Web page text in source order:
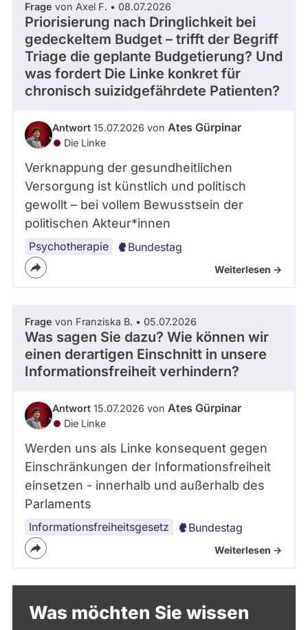
Frage von Axel F. • 08.07.2026
Priorisierung nach Dringlichkeit bei
gedeckeltem Budget – trifft der Begriff
Triage die geplante Budgetierung? Und
was fordert Die Linke konkret für
chronisch suizidgefährdete Patienten?
Antwort 15.07.2026 von Ates Gürpinar
Die Linke
Verknappung der gesundheitlichen
Versorgung ist künstlich und politisch
gewollt – bei vollem Bewusstsein der
politischen Akteur*innen
Psychotherapie Bundestag
Weiterlesen ->
Frage von Franziska B. • 05.07.2026
Was sagen Sie dazu? Wie können wir
einen derartigen Einschnitt in unsere
Informationsfreiheit verhindern?
Antwort 15.07.2026 von Ates Gürpinar
Die Linke
Werden uns als Linke konsequent gegen
Einschränkungen der Informationsfreiheit
einsetzen - innerhalb und außerhalb des
Parlaments
Informationsfreiheitsgesetz Bundestag
Weiterlesen ->
Was möchten Sie wissen